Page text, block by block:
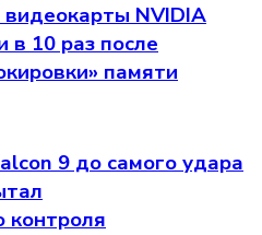
NVIDIA
в 10 раз после
памяти
9 до самого удара
контроля